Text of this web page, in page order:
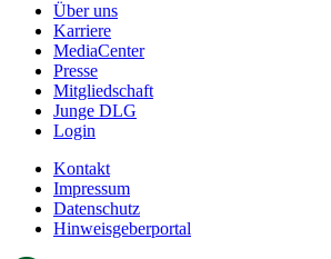
Über uns
Karriere
MediaCenter
Presse
Mitgliedschaft
Junge DLG
Login
Kontakt
Impressum
Datenschutz
Hinweisgeberportal